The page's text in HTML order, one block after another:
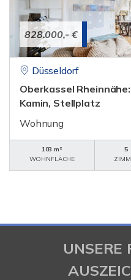
828.000,- €
Düsseldorf
Oberkassel
Kamin, Stellplatz
Wohnung
103 m²
WOHNFLÄCHE
5
UNSERE